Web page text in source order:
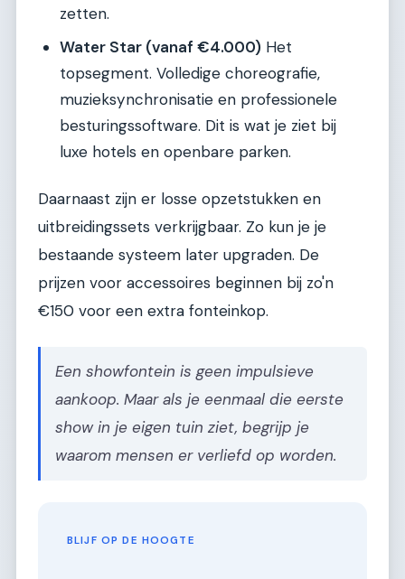
zetten.
Water Star (vanaf €4.000) Het
topsegment. Volledige choreografie,
muzieksynchronisatie en professionele
besturingssoftware. Dit is wat je ziet bij
luxe hotels en openbare parken.
Daarnaast zijn er losse opzetstukken en
uitbreidingssets verkrijgbaar. Zo kun je je
bestaande systeem later upgraden. De
prijzen voor accessoires beginnen bij zo'n
€150 voor een extra fonteinkop.
Een showfontein is geen impulsieve
aankoop. Maar als je eenmaal die eerste
show in je eigen tuin ziet, begrijp je
waarom mensen er verliefd op worden.
BLIJF OP DE HOOGTE